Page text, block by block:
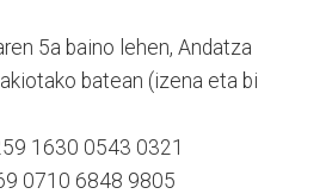
5a baino lehen, Andatza
batean (izena eta bi
1630 0543 0321
0710 6848 9805